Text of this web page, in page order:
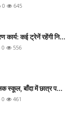
0 645
कार्य: कई ट्रेनें रहेंगी नि...
0 556
स्कूल, बाँदा में छात्र प...
0 461